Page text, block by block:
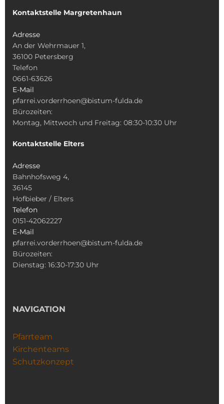
Kontaktstelle Margretenhaun
Adresse
An der Wehrmauer 1,
36100 Petersberg
Telefon
0661-63626
E-Mail
pfarrei.vorderrhoen@bistum-fulda.de
Bürozeiten:
Montag, Mittwoch und Freitag: 08:30-10:30 Uhr
Kontaktstelle Elters
Adresse
Bahnhofsweg 4,
36145
Hofbieber / Elters
Telefon
0151-42062227
E-Mail
pfarrei.vorderrhoen@bistum-fulda.de
Bürozeiten:
Dienstag: 16:30-17:30 Uhr
NAVIGATION
Pfarrteam
Kirchenteams
Schutzkonzept